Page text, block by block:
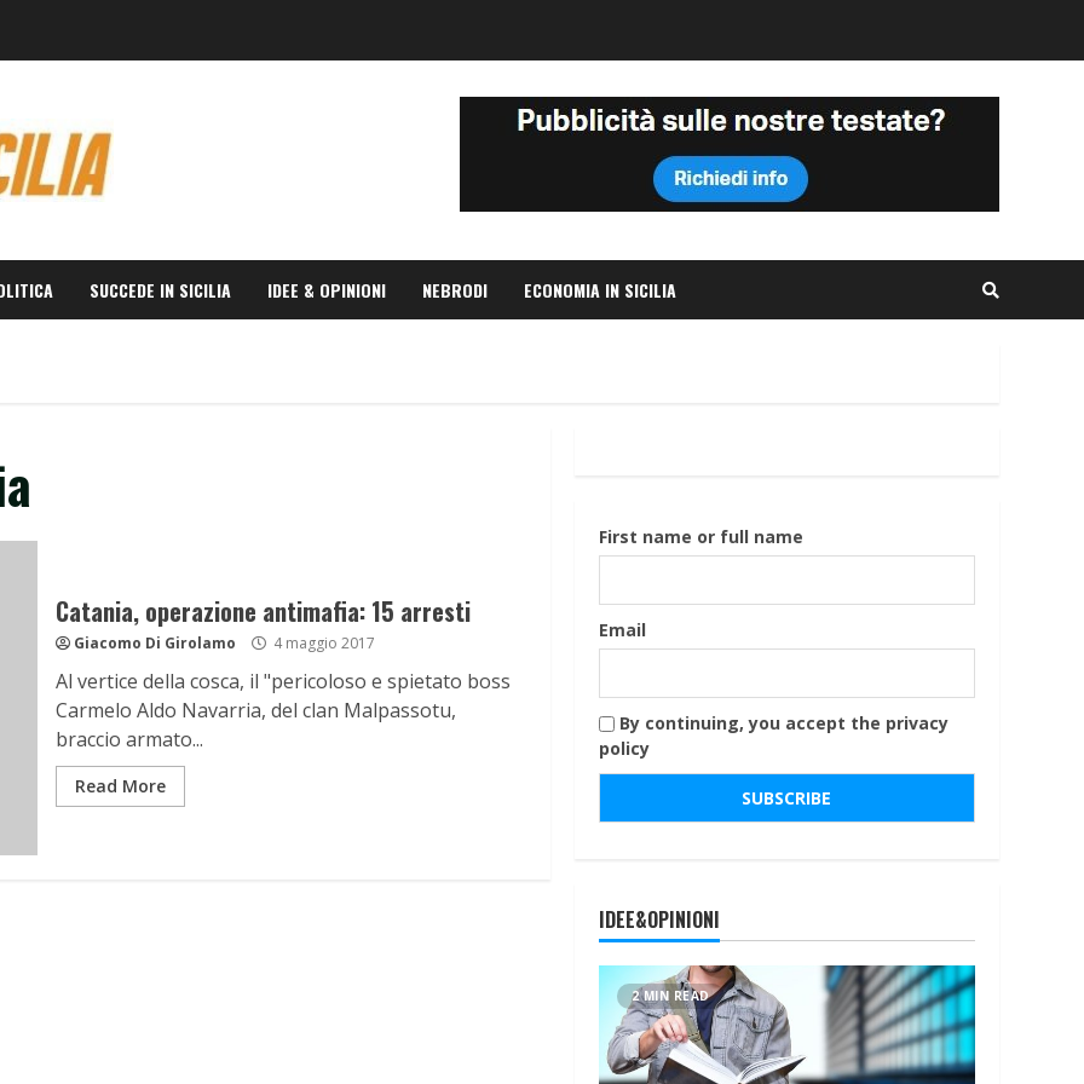
SUCCEDE IN SICILIA IDEE & OPINIONI NEBRODI ECONOMIA IN SICILIA
Catania, operazione antimafia: 15 arresti
Giacomo Di Girolamo 4 maggio 2017
Al vertice della cosca, il "pericoloso e spietato boss
Carmelo Aldo Navarria, del clan Malpassotu,
braccio armato...
Read More
First name or full name
Email
By continuing, you accept the privacy
policy
IDEE&OPINIONI
2 MIN READ